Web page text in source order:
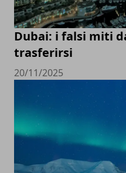
Dubai: i falsi miti
trasferirsi
20/11/2025